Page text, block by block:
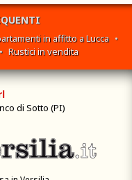
in affitto a Lucca •
• Rustici in vendita
di Sotto (PI)